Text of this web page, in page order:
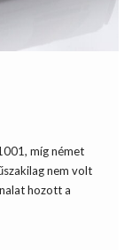
míg német
nem volt
hozott a